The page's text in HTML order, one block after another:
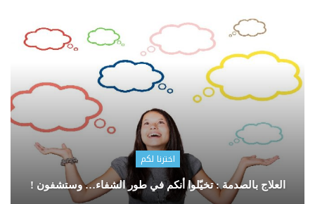
اخترنا لكم
العلاج بالصدمة : تخيّلوا أنكم في طور الشفاء… وستشفون !